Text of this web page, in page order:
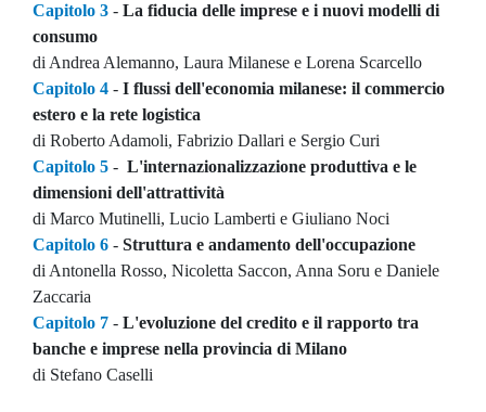
Capitolo 3 - La fiducia delle imprese e i nuovi modelli di
consumo
di Andrea Alemanno, Laura Milanese e Lorena Scarcello
Capitolo 4 - I flussi dell'economia milanese: il commercio
estero e la rete logistica
di Roberto Adamoli, Fabrizio Dallari e Sergio Curi
Capitolo 5 - L'internazionalizzazione produttiva e le
dimensioni dell'attrattività
di Marco Mutinelli, Lucio Lamberti e Giuliano Noci
Capitolo 6 - Struttura e andamento dell'occupazione
di Antonella Rosso, Nicoletta Saccon, Anna Soru e Daniele
Zaccaria
Capitolo 7 - L'evoluzione del credito e il rapporto tra
banche e imprese nella provincia di Milano
di Stefano Caselli